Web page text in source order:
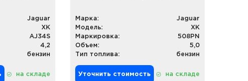
Jaguar
XK
AJ34S
4,2
бензин
на складе
Марка:
Jaguar
Модель:
XK
Маркировка:
508PN
Объем:
5,0
Тип топлива:
бензин
Уточнить стоимость на складе